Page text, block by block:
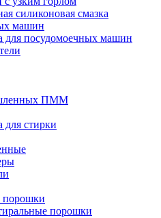
силиконовая смазка
машин
для посудомоечных машин
ПММ
для стирки
порошки
порошки